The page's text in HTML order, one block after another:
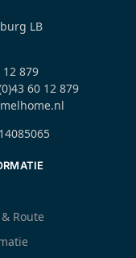
LB
12 879
60 12 879
Route